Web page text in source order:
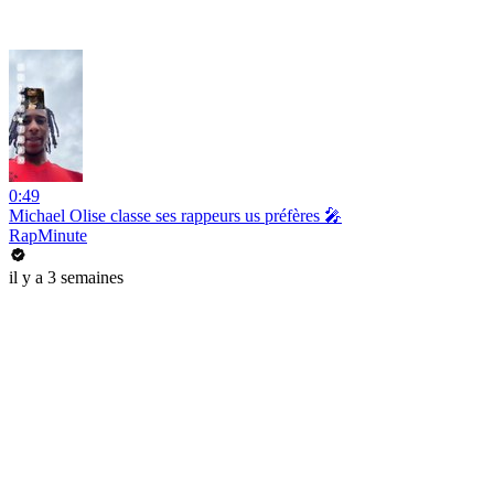
0:49
Michael Olise classe ses rappeurs us préfères 🎤
RapMinute
il y a 3 semaines